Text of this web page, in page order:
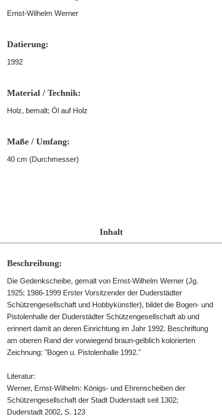
Ernst-Wilhelm Werner
Datierung:
1992
Material / Technik:
Holz, bemalt; Öl auf Holz
Maße / Umfang:
40 cm (Durchmesser)
Inhalt
Beschreibung:
Die Gedenkscheibe, gemalt von Ernst-Wilhelm Werner (Jg.
1925; 1986-1999 Erster Vorsitzender der Duderstädter
Schützengesellschaft und Hobbykünstler), bildet die Bogen- und
Pistolenhalle der Duderstädter Schützengesellschaft ab und
erinnert damit an deren Einrichtung im Jahr 1992. Beschriftung
am oberen Rand der vorwiegend braun-gelblich kolorierten
Zeichnung: "Bogen u. Pistolenhalle 1992."
Literatur:
Werner, Ernst-Wilhelm: Königs- und Ehrenscheiben der
Schützengesellschaft der Stadt Duderstadt seit 1302;
Duderstadt 2002, S. 123